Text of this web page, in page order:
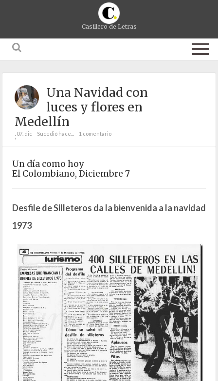
Casillero de Letras
Una Navidad con
luces y flores en
Medellín
;07. dic Sucedió hace... 1 comentario
Un día como hoy
El Colombiano, Diciembre 7
Desfile de Silleteros da la bienvenida a la navidad
1973